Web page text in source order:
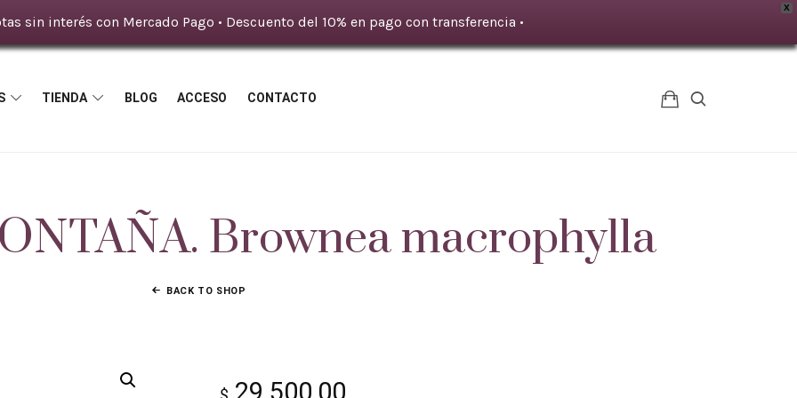
X
sin interés con Mercado Pago • Descuento del 10% en pago con transferencia •
TIENDA BLOG ACCESO CONTACTO
Brownea macrophylla
BACK TO SHOP
29.500,00